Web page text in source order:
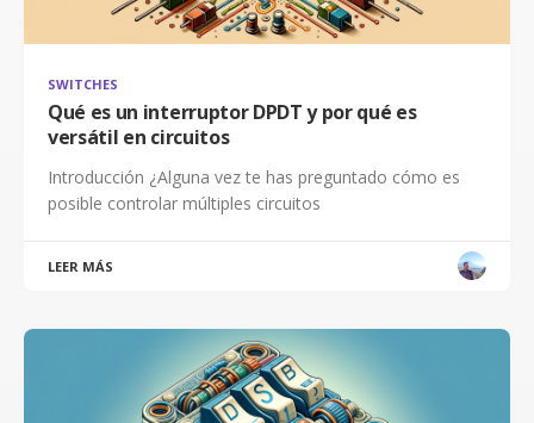
SWITCHES
Qué es un interruptor DPDT y por qué es
versátil en circuitos
Introducción ¿Alguna vez te has preguntado cómo es
posible controlar múltiples circuitos
LEER MÁS